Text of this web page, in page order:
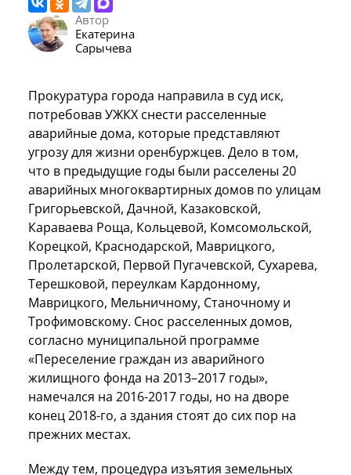
Автор
Екатерина
Сарычева
Прокуратура города направила в суд иск,
потребовав УЖКХ снести расселенные
аварийные дома, которые представляют
угрозу для жизни оренбуржцев. Дело в том,
что в предыдущие годы были расселены 20
аварийных многоквартирных домов по улицам
Григорьевской, Дачной, Казаковской,
Караваева Роща, Кольцевой, Комсомольской,
Корецкой, Краснодарской, Маврицкого,
Пролетарской, Первой Пугачевской, Сухарева,
Терешковой, переулкам Кардонному,
Маврицкого, Мельничному, Станочному и
Трофимовскому. Снос расселенных домов,
согласно муниципальной программе
«Переселение граждан из аварийного
жилищного фонда на 2013–2017 годы»,
намечался на 2016-2017 годы, но на дворе
конец 2018-го, а здания стоят до сих пор на
прежних местах.
Между тем, процедура изъятия земельных